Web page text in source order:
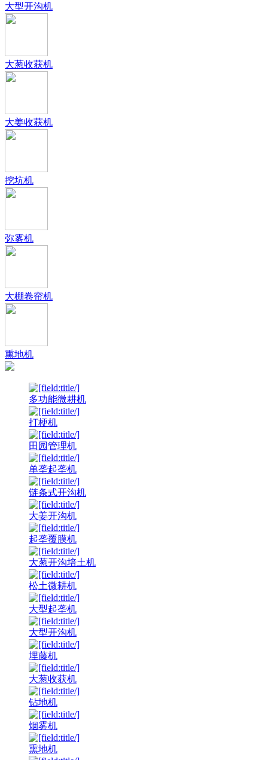
大型开沟机
大葱收获机
大姜收获机
挖坑机
弥雾机
大棚卷帘机
熏地机
多功能微耕机
打梗机
田园管理机
单垄起垄机
链条式开沟机
大姜开沟机
起垄覆膜机
大葱开沟培土机
松土微耕机
大型起垄机
大型开沟机
埋藤机
大葱收获机
钻地机
烟雾机
熏地机